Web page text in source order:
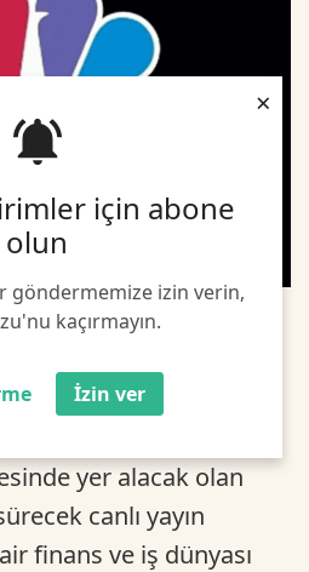
için abone
olun
göndermemize izin verin,
kaçırmayın.
İzin ver
×
yer alacak olan
canlı yayın
finans ve iş dünyası